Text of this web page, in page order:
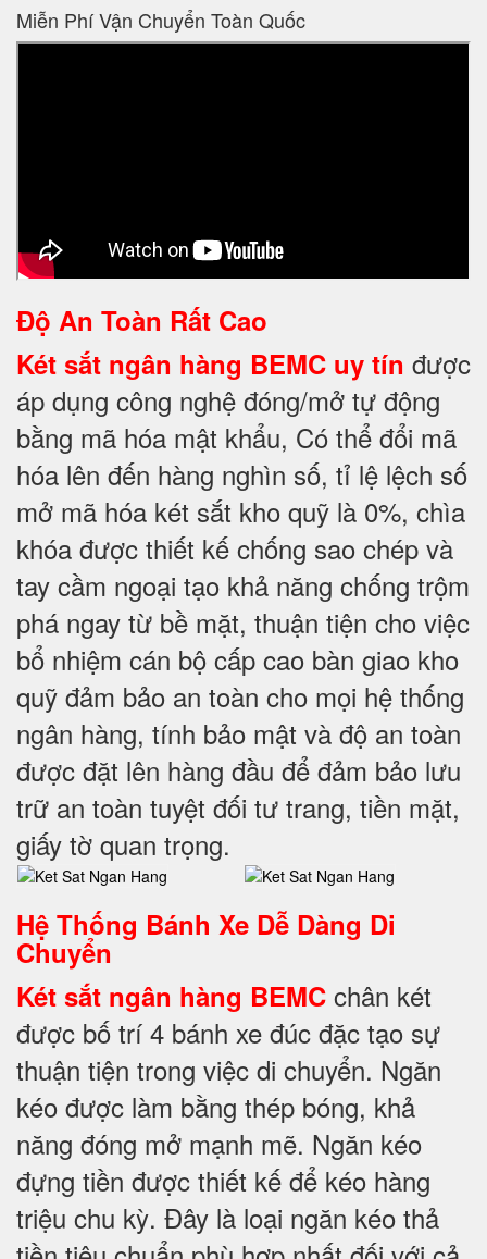
Miễn Phí Vận Chuyển Toàn Quốc
Độ An Toàn Rất Cao
Két sắt ngân hàng BEMC uy tín được
áp dụng công nghệ đóng/mở tự động
bằng mã hóa mật khẩu, Có thể đổi mã
hóa lên đến hàng nghìn số, tỉ lệ lệch số
mở mã hóa két sắt kho quỹ là 0%, chìa
khóa được thiết kế chống sao chép và
tay cầm ngoại tạo khả năng chống trộm
phá ngay từ bề mặt, thuận tiện cho việc
bổ nhiệm cán bộ cấp cao bàn giao kho
quỹ đảm bảo an toàn cho mọi hệ thống
ngân hàng, tính bảo mật và độ an toàn
được đặt lên hàng đầu để đảm bảo lưu
trữ an toàn tuyệt đối tư trang, tiền mặt,
giấy tờ quan trọng.
Hệ Thống Bánh Xe Dễ Dàng Di
Chuyển
Két sắt ngân hàng BEMC chân két
được bố trí 4 bánh xe đúc đặc tạo sự
thuận tiện trong việc di chuyển. Ngăn
kéo được làm bằng thép bóng, khả
năng đóng mở mạnh mẽ. Ngăn kéo
đựng tiền được thiết kế để kéo hàng
triệu chu kỳ. Đây là loại ngăn kéo thả